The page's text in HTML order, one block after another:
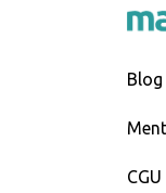
Blog
CGU